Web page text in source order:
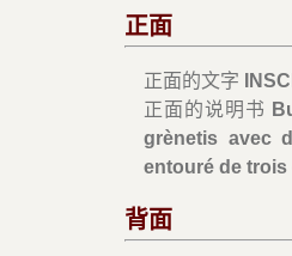
正面
正面的文字
正面的说明书
grènetis avec
entouré de
背面